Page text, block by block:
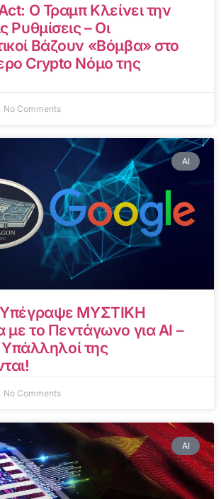
Ο Τραμπ Κλείνει την
Ρυθμίσεις – Οι
Βάζουν «Βόμβα» στο
Crypto Νόμο της
No Comments
AI
ΜΥΣΤΙΚΗ
το Πεντάγωνο για AI –
Υπάλληλοί της
No Comments
AI